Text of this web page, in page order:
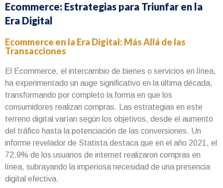
Ecommerce: Estrategias para Triunfar en la
Era Digital
Ecommerce en la Era Digital: Más Allá de las
Transacciones
El Ecommerce, el intercambio de bienes o servicios en línea,
ha experimentado un auge significativo en la última década,
transformando por completo la forma en que los
consumidores realizan compras. Las estrategias en este
terreno digital varían según los objetivos, desde el aumento
del tráfico hasta la potenciación de las conversiones. Un
informe revelador de Statista destaca que en el año 2021, el
72.9% de los usuarios de internet realizaron compras en
línea, subrayando la imperiosa necesidad de una presencia
digital efectiva.